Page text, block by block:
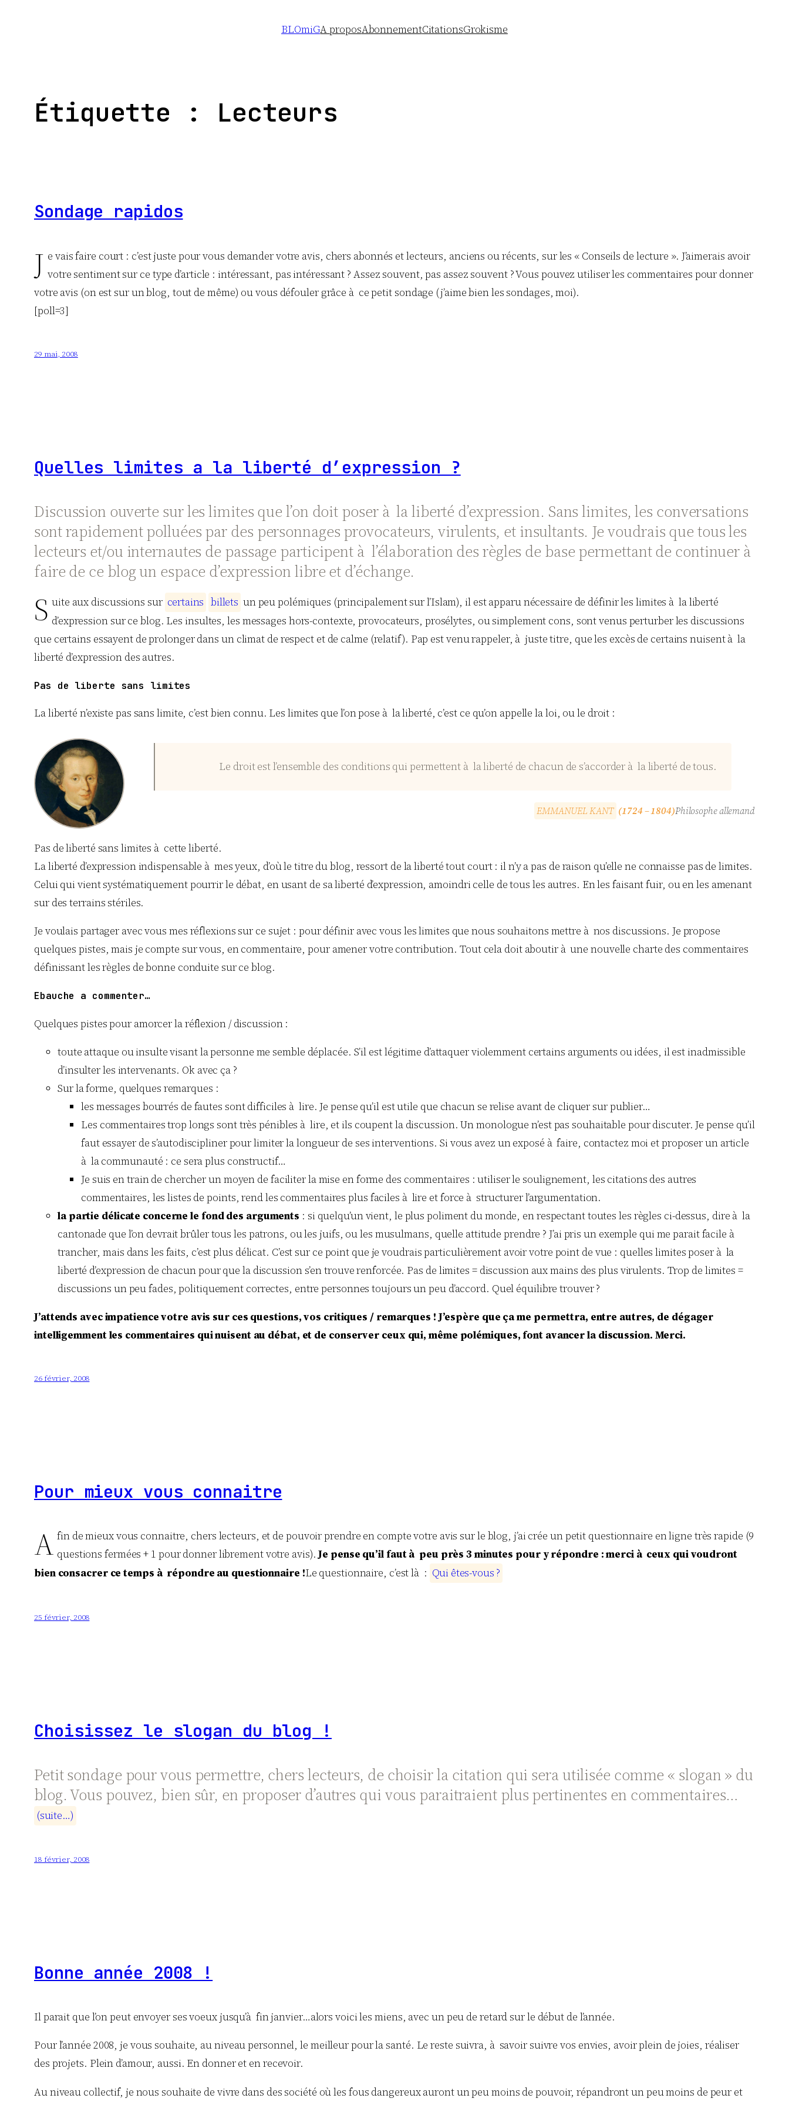
BLOmiGA proposAbonnementCitationsGrokisme
Étiquette : Lecteurs
Sondage rapidos
J e vais faire court : c’est juste pour vous demander votre avis, chers abonnés et lecteurs, anciens ou récents, sur les « Conseils de lecture ». J’aimerais avoir
votre sentiment sur ce type d’article : intéressant, pas intéressant ? Assez souvent, pas assez souvent ? Vous pouvez utiliser les commentaires pour donner
votre avis (on est sur un blog, tout de même) ou vous défouler grâce à ce petit sondage (j’aime bien les sondages, moi).
[poll=3]
29 mai, 2008
Quelles limites a la liberté d’expression ?
Discussion ouverte sur les limites que l’on doit poser à la liberté d’expression. Sans limites, les conversations
sont rapidement polluées par des personnages provocateurs, virulents, et insultants. Je voudrais que tous les
lecteurs et/ou internautes de passage participent à l’élaboration des règles de base permettant de continuer à
faire de ce blog un espace d’expression libre et d’échange.
S uite aux discussions sur certains billets un peu polémiques (principalement sur l’Islam), il est apparu nécessaire de définir les limites à la liberté
d’expression sur ce blog. Les insultes, les messages hors-contexte, provocateurs, prosélytes, ou simplement cons, sont venus perturber les discussions
que certains essayent de prolonger dans un climat de respect et de calme (relatif). Pap est venu rappeler, à juste titre, que les excès de certains nuisent à la
liberté d’expression des autres.
Pas de liberte sans limites
La liberté n’existe pas sans limite, c’est bien connu. Les limites que l’on pose à la liberté, c’est ce qu’on appelle la loi, ou le droit :
Le droit est l’ensemble des conditions qui permettent à la liberté de chacun de s’accorder à la liberté de tous.
EMMANUELKANT (1724 – 1804)Philosophe allemand
Pas de liberté sans limites à cette liberté.
La liberté d’expression indispensable à mes yeux, d’où le titre du blog, ressort de la liberté tout court : il n’y a pas de raison qu’elle ne connaisse pas de limites.
Celui qui vient systématiquement pourrir le débat, en usant de sa liberté d’expression, amoindri celle de tous les autres. En les faisant fuir, ou en les amenant
sur des terrains stériles.
Je voulais partager avec vous mes réflexions sur ce sujet : pour définir avec vous les limites que nous souhaitons mettre à nos discussions. Je propose
quelques pistes, mais je compte sur vous, en commentaire, pour amener votre contribution. Tout cela doit aboutir à une nouvelle charte des commentaires
définissant les règles de bonne conduite sur ce blog.
Ebauche a commenter…
Quelques pistes pour amorcer la réflexion / discussion :
toute attaque ou insulte visant la personne me semble déplacée. S’il est légitime d’attaquer violemment certains arguments ou idées, il est inadmissible
d’insulter les intervenants. Ok avec ça ?
Sur la forme, quelques remarques :
les messages bourrés de fautes sont difficiles à lire. Je pense qu’il est utile que chacun se relise avant de cliquer sur publier…
Les commentaires trop longs sont très pénibles à lire, et ils coupent la discussion. Un monologue n’est pas souhaitable pour discuter. Je pense qu’il
faut essayer de s’autodiscipliner pour limiter la longueur de ses interventions. Si vous avez un exposé à faire, contactez moi et proposer un article
à la communauté : ce sera plus constructif…
Je suis en train de chercher un moyen de faciliter la mise en forme des commentaires : utiliser le soulignement, les citations des autres
commentaires, les listes de points, rend les commentaires plus faciles à lire et force à structurer l’argumentation.
la partie délicate concerne le fond des arguments : si quelqu’un vient, le plus poliment du monde, en respectant toutes les règles ci-dessus, dire à la
cantonade que l’on devrait brûler tous les patrons, ou les juifs, ou les musulmans, quelle attitude prendre ? J’ai pris un exemple qui me parait facile à
trancher, mais dans les faits, c’est plus délicat. C’est sur ce point que je voudrais particulièrement avoir votre point de vue : quelles limites poser à la
liberté d’expression de chacun pour que la discussion s’en trouve renforcée. Pas de limites = discussion aux mains des plus virulents. Trop de limites =
discussions un peu fades, politiquement correctes, entre personnes toujours un peu d’accord. Quel équilibre trouver ?
J’attends avec impatience votre avis sur ces questions, vos critiques / remarques ! J’espère que ça me permettra, entre autres, de dégager
intelligemment les commentaires qui nuisent au débat, et de conserver ceux qui, même polémiques, font avancer la discussion. Merci.
26 février, 2008
Pour mieux vous connaitre
A fin de mieux vous connaitre, chers lecteurs, et de pouvoir prendre en compte votre avis sur le blog, j’ai crée un petit questionnaire en ligne très rapide (9
questions fermées + 1 pour donner librement votre avis).Je pense qu’il faut à peu près 3 minutes pour y répondre : merci à ceux qui voudront
bien consacrer ce temps à répondre au questionnaire !Le questionnaire, c’est là : Qui êtes-vous ?
25 février, 2008
Choisissez le slogan du blog !
Petit sondage pour vous permettre, chers lecteurs, de choisir la citation qui sera utilisée comme « slogan » du
blog. Vous pouvez, bien sûr, en proposer d’autres qui vous paraitraient plus pertinentes en commentaires…
(suite…)
18 février, 2008
Bonne année 2008 !
Il parait que l’on peut envoyer ses voeux jusqu’à fin janvier…alors voici les miens, avec un peu de retard sur le début de l’année.
Pour l’année 2008, je vous souhaite, au niveau personnel, le meilleur pour la santé. Le reste suivra, à savoir suivre vos envies, avoir plein de joies, réaliser
des projets. Plein d’amour, aussi. En donner et en recevoir.
Au niveau collectif, je nous souhaite de vivre dans des société où les fous dangereux auront un peu moins de pouvoir, répandront un peu moins de peur et